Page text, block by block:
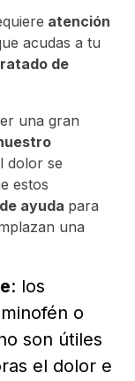
atención
acudas a tu
de
una gran
dolor se
estos
ayuda para
una
: los
o
son útiles
el dolor e